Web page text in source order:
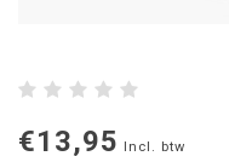
€13,95 Incl. btw